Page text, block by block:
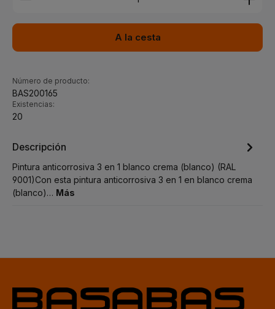
A la cesta
Número de producto:
BAS200165
Existencias:
20
Descripción
Pintura anticorrosiva 3 en 1 blanco crema (blanco) (RAL
9001)Con esta pintura anticorrosiva 3 en 1 en blanco crema
(blanco)… Más